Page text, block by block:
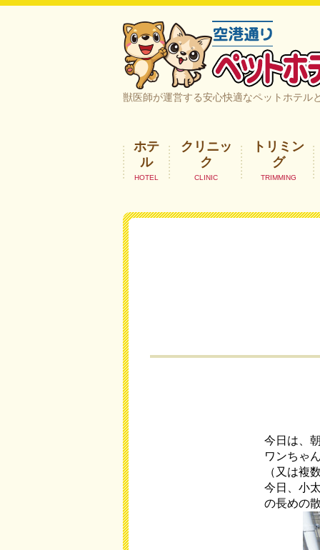
空港通りペットホテル＆ヘルスケア
獣医師が運営する安心快適なペットホテル
ホテ
ル
クリニッ
ク
トリミン
グ
今日は、
ワンちゃ
（又は複
今日、小
の長めの